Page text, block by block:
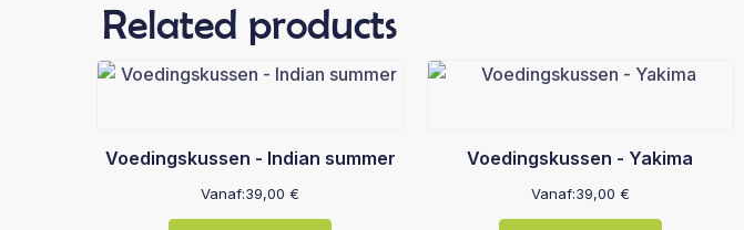
Related products
Voedingskussen - Indian summer
Vanaf:39,00€
Voedingskussen - Yakima
Vanaf:39,00 €